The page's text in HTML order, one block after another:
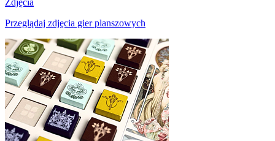
Zdjęcia
Przeglądaj zdjęcia gier planszowych